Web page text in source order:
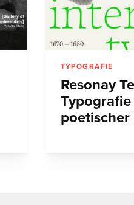
TYPOGRAFIE
Resonay
poetischer